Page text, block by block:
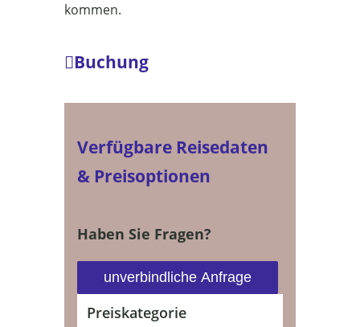
kommen.
Buchung
Verfügbare Reisedaten
& Preisoptionen
Haben Sie Fragen?
unverbindliche Anfrage
Preiskategorie